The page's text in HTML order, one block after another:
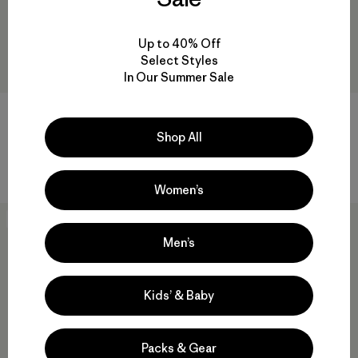
Valoración: 4.1 / 5
Valoración: 4.7 / 5
Up to 40% Off
Select Styles
In Our Summer Sale
Shop All
Women’s
Men’s
Kids’ & Baby
Packs & Gear